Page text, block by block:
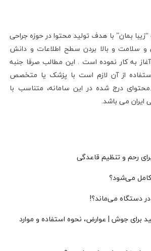
بمان” با هدف تولید محتوا در حوزه جراحی
و سلامت و بالا بردن سطح اطلاعات و دانش
به کار نموده است . این مطالب صرفا جنبه
از آن لازم است با پزشک یا متخصص
درج شده در این سامانه، متناسب با
ایران می باشد.
رحم و تنظیم قاعدگی
کامل می‌شود؟
در دستگاه می‌ماند؟!
برای جوش | عوارض، نحوه استفاده و موارد